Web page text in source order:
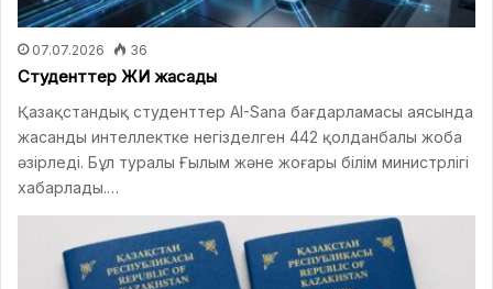
07.07.2026 36
Студенттер ЖИ жасады
Қазақстандық студенттер AI-Sana бағдарламасы аясында
жасанды интеллектке негізделген 442 қолданбалы жоба
әзірледі. Бұл туралы Ғылым және жоғары білім министрлігі
хабарлады.…